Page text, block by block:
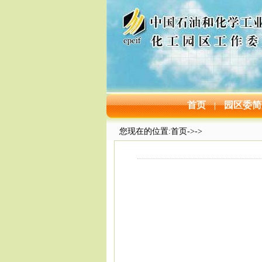
首页 | 园区委
您现在的位置:首页->->